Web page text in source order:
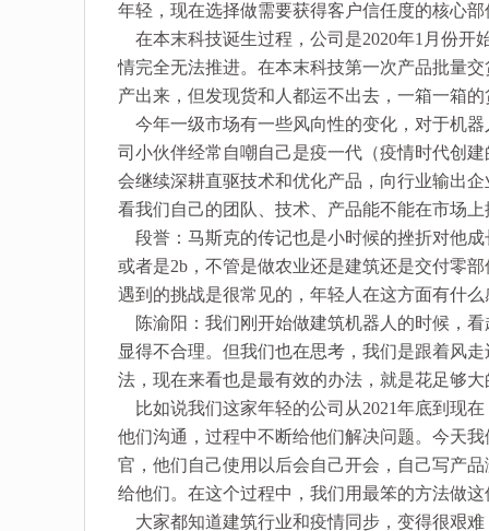
年轻，现在选择做需要获得客户信任度的核心
在本末科技诞生过程，公司是2020年1月份开
情完全无法推进。在本末科技第一次产品批量
产出来，但发现货和人都运不出去，一箱一箱
今年一级市场有一些风向性的变化，对于机
司小伙伴经常自嘲自己是疫一代（疫情时代创
会继续深耕直驱技术和优化产品，向行业输出
看我们自己的团队、技术、产品能不能在市场
段誉：马斯克的传记也是小时候的挫折对他
或者是2b，不管是做农业还是建筑还是交付零
遇到的挑战是很常见的，年轻人在这方面有什么
陈渝阳：我们刚开始做建筑机器人的时候，
显得不合理。但我们也在思考，我们是跟着风
法，现在来看也是最有效的办法，就是花足够
比如说我们这家年轻的公司从2021年底到现
他们沟通，过程中不断给他们解决问题。今天
官，他们自己使用以后会自己开会，自己写产
给他们。在这个过程中，我们用最笨的方法做
大家都知道建筑行业和疫情同步，变得很艰